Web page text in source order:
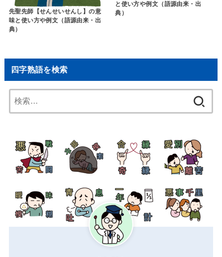
先聖先師【せんせいせんし】の意
味と使い方や例文（語源由来・出
典）
と使い方や例文（語源由来・出
典）
四字熟語を検索
索: